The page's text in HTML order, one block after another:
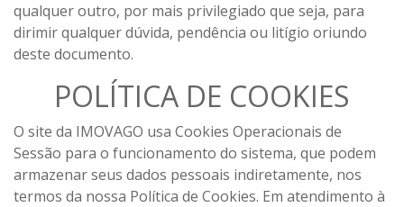
qualquer outro, por mais privilegiado que seja, para
dirimir qualquer dúvida, pendência ou litígio oriundo
deste documento.
POLÍTICA DE COOKIES
O site da IMOVAGO usa Cookies Operacionais de
Sessão para o funcionamento do sistema, que podem
armazenar seus dados pessoais indiretamente, nos
termos da nossa Política de Cookies. Em atendimento à